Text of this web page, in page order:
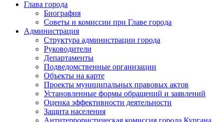
Глава города
Биография
Советы и комиссии при Главе города
Администрация
Структура администрации города
Руководители
Департаменты
Подведомственные организации
Объекты на карте
Проекты муниципальных правовых актов
Установленные формы обращений и заявлений
Оценка эффективности деятельности
Защита населения
Антитеррористическая комиссия города Кургана